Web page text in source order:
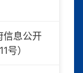
信息公开
号）